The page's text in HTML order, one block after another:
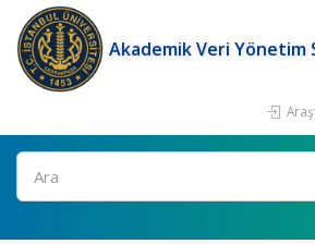
Akademik Veri Yönetim
Ara